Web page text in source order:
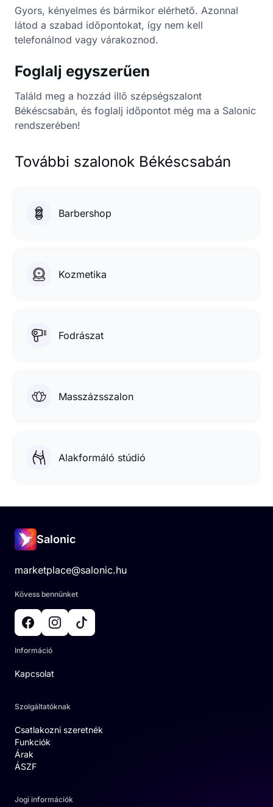
Gyors, kényelmes és bármikor elérhető. Azonnal
látod a szabad időpontokat, így nem kell
telefonálnod vagy várakoznod.
Foglalj egyszerűen
Találd meg a hozzád illő szépségszalont
Békéscsabán, és foglalj időpontot még ma a Salonic
rendszerében!
További szalonok Békéscsabán
Barbershop
Kozmetika
Fodrászat
Masszázsszalon
Alakformáló stúdió
Salonic
marketplace@salonic.hu
Kövess bennünket
Információ
Kapcsolat
Szolgáltatóknak
Csatlakozni szeretnék
Funkciók
Árak
ÁSZF
Jogi információk